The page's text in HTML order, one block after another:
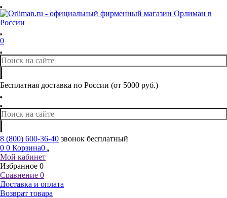
0
Бесплатная доставка по России (от 5000 руб.)
8 (800) 600-36-40 звонок бесплатный
0 0 Корзина0
Мой кабинет
Избранное 0
Сравнение 0
Доставка и оплата
Возврат товара